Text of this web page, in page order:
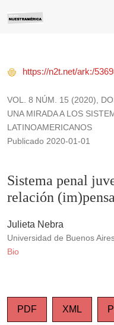
Sistema penal juvenil y
VOL. 8 NÚM. 15 (2020)
UNA MIRADA A LOS
LATINOAMERICANOS
Sistema penal
relación
https://n2t.net/ark:/
Publicado 2020-01-01
Julieta Nebra
Universidad de Buenos
Bio
PDF XML